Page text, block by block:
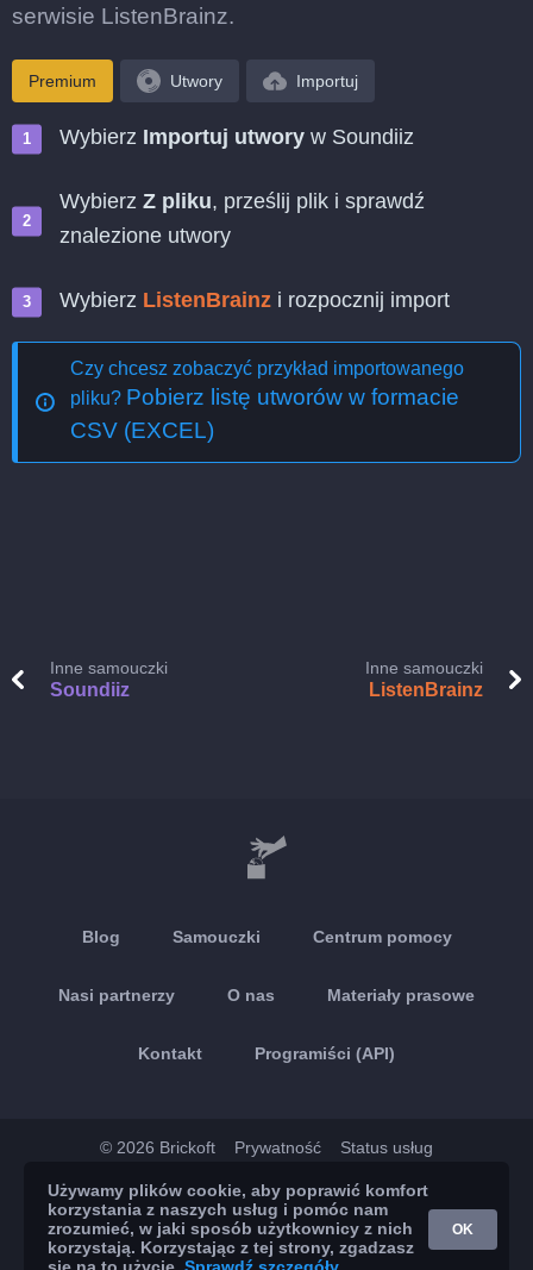
serwisie ListenBrainz.
Premium Utwory Importuj
Wybierz Importuj utwory w Soundiiz
Wybierz Z pliku, prześlij plik i sprawdź
znalezione utwory
Wybierz ListenBrainz i rozpocznij import
Czy chcesz zobaczyć przykład importowanego
pliku? Pobierz listę utworów w formacie
CSV (EXCEL)
Inne samouczki
Soundiiz
Inne samouczki
ListenBrainz
Blog Samouczki Centrum pomocy
Nasi partnerzy O nas Materiały prasowe
Kontakt Programiści (API)
© 2026 Brickoft Prywatność Status usług
App Store Google Play
Używamy plików cookie, aby poprawić komfort
korzystania z naszych usług i pomóc nam
zrozumieć, w jaki sposób użytkownicy z nich
korzystają. Korzystając z tej strony, zgadzasz
OK